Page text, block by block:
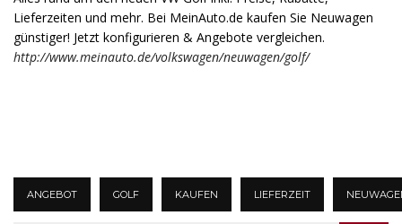
Lieferzeiten und mehr. Bei MeinAuto.de kaufen Sie Neuwagen
günstiger! Jetzt konfigurieren & Angebote vergleichen.
http://www.meinauto.de/volkswagen/neuwagen/golf/
ANGEBOT GOLF KAUFEN LIEFERZEIT